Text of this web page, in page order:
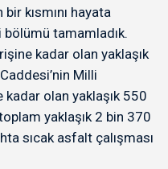
kısmını hayata
tamamladık.
kadar olan yaklaşık
Milli
olan yaklaşık 550
yaklaşık 2 bin 370
sıcak asfalt çalışması